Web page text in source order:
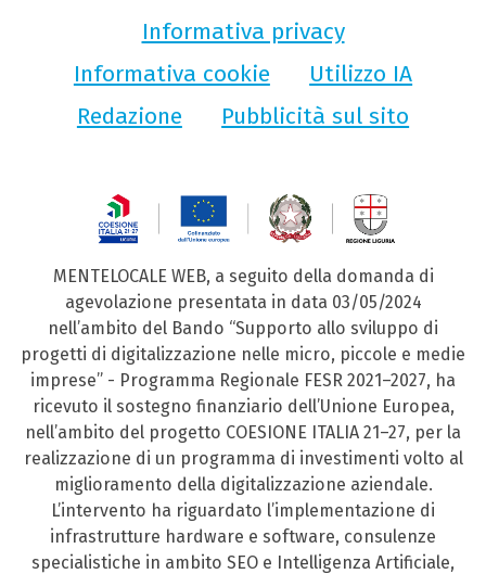
Informativa privacy
Informativa cookie
Utilizzo IA
Redazione
Pubblicità sul sito
MENTELOCALE WEB, a seguito della domanda di
agevolazione presentata in data 03/05/2024
nell’ambito del Bando “Supporto allo sviluppo di
progetti di digitalizzazione nelle micro, piccole e medie
imprese” - Programma Regionale FESR 2021–2027, ha
ricevuto il sostegno finanziario dell’Unione Europea,
nell’ambito del progetto COESIONE ITALIA 21–27, per la
realizzazione di un programma di investimenti volto al
miglioramento della digitalizzazione aziendale.
L’intervento ha riguardato l’implementazione di
infrastrutture hardware e software, consulenze
specialistiche in ambito SEO e Intelligenza Artificiale,